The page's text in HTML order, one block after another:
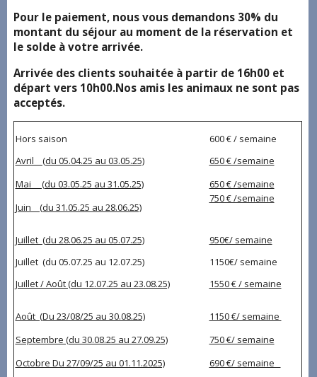
Pour le paiement, nous vous demandons 30% du
montant du séjour au moment de la réservation et
le solde à votre arrivée.
Arrivée des clients souhaitée à partir de 16h00 et
départ vers 10h00.Nos amis les animaux ne sont pas
acceptés.
Hors saison
Avril (du 05.04.25 au 03.05.25)
600 € / semaine
650 € /semaine
Mai (du 03.05.25 au 31.05.25)
650 € /semaine
Juin (du 31.05.25 au 28.06.25)
750 € /semaine
Juillet (du 28.06.25 au 05.07.25)
Juillet (du 05.07.25 au 12.07.25)
Juillet / Août (du 12.07.25 au 23.08.25)
950€/ semaine
1150€/ semaine
1550 € / semaine
Août (Du 23/08/25 au 30.08.25)
1150 €/ semaine
Septembre (du 30.08.25 au 27.09.25)
750 €/ semaine
Octobre Du 27/09/25 au 01.11.2025)
690 €/ semaine